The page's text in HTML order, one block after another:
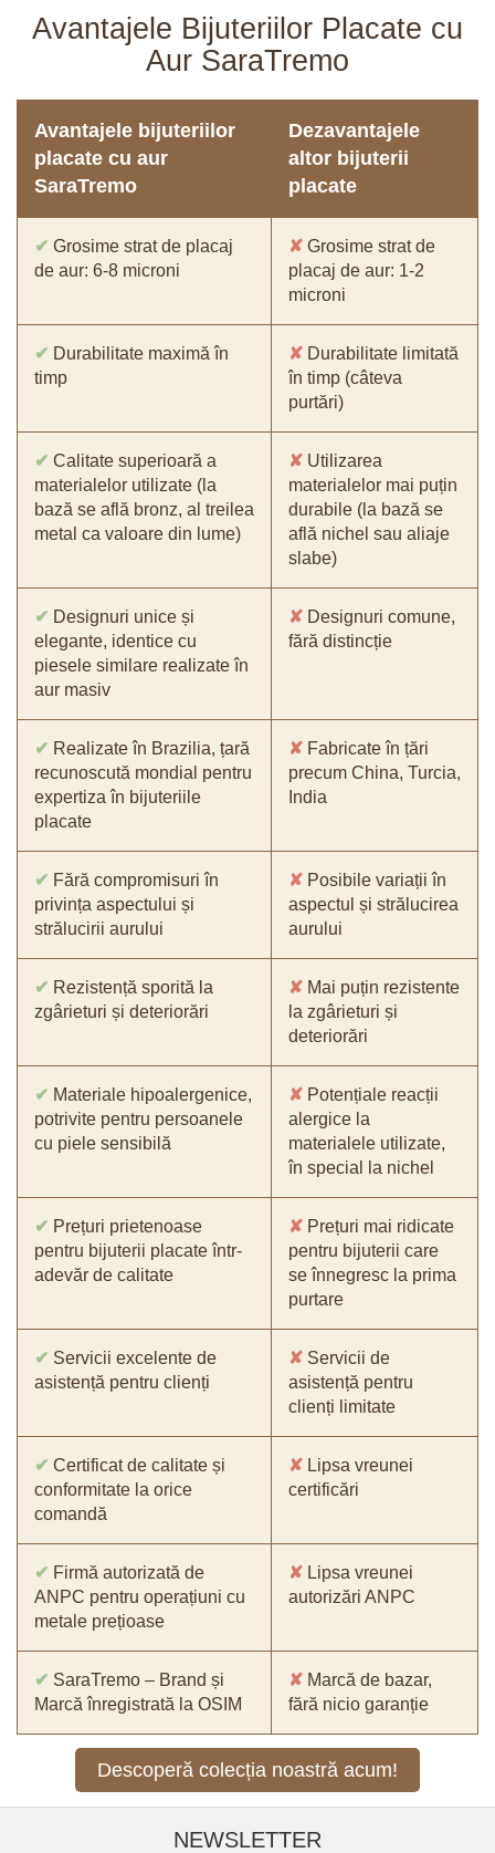
Avantajele Bijuteriilor Placate cu
Aur SaraTremo
Avantajele bijuteriilor
placate cu aur
SaraTremo
Dezavantajele
altor bijuterii
placate
✔ Grosime strat de placaj
de aur: 6-8 microni
✘ Grosime strat de
placaj de aur: 1-2
microni
✔ Durabilitate maximă în
timp
✘ Durabilitate limitată
în timp (câteva
purtări)
✔ Calitate superioară a
materialelor utilizate (la
bază se află bronz, al treilea
metal ca valoare din lume)
✘ Utilizarea
materialelor mai puțin
durabile (la bază se
află nichel sau aliaje
slabe)
✔ Designuri unice și
elegante, identice cu
piesele similare realizate în
aur masiv
✘ Designuri comune,
fără distincție
✔ Realizate în Brazilia, țară
recunoscută mondial pentru
expertiza în bijuteriile
placate
✘ Fabricate în țări
precum China, Turcia,
India
✔ Fără compromisuri în
privința aspectului și
strălucirii aurului
✘ Posibile variații în
aspectul și strălucirea
aurului
✔ Rezistență sporită la
zgârieturi și deteriorări
✘ Mai puțin rezistente
la zgârieturi și
deteriorări
✔ Materiale hipoalergenice,
potrivite pentru persoanele
cu piele sensibilă
✘ Potențiale reacții
alergice la
materialele utilizate,
în special la nichel
✔ Prețuri prietenoase
pentru bijuterii placate într-
adevăr de calitate
✘ Prețuri mai ridicate
pentru bijuterii care
se înnegresc la prima
purtare
✔ Servicii excelente de
asistență pentru clienți
✘ Servicii de
asistență pentru
clienți limitate
✔ Certificat de calitate și
conformitate la orice
comandă
✘ Lipsa vreunei
certificări
✔ Firmă autorizată de
ANPC pentru operațiuni cu
metale prețioase
✘ Lipsa vreunei
autorizări ANPC
✔ SaraTremo – Brand și
Marcă înregistrată la OSIM
✘ Marcă de bazar,
fără nicio garanție
Descoperă colecția noastră acum!
NEWSLETTER